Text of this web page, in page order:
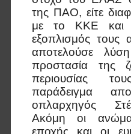
της ΠΑΟ, είτε
με το ΚΚΕ
εξοπλισμός τους
αποτελούσε
προστασία της
περιουσίας
παράδειγμα
οπλαρχηγός
Ακόμη οι
εποχής και οι